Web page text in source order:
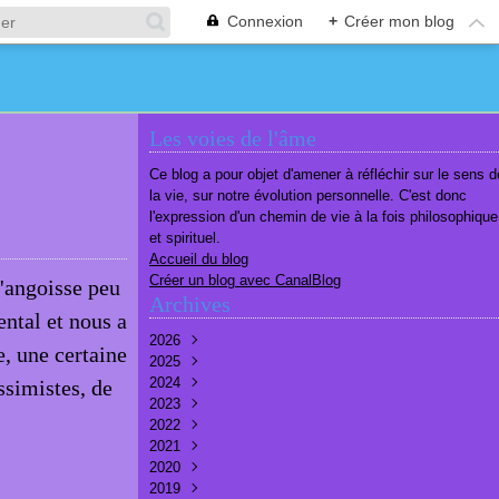
Connexion + Créer mon blog
peu
et nous a
une certaine
de
Les voies de l'âme
Ce blog a pour objet d'amener à réfléchir sur le sens
la vie, sur notre évolution personnelle. C'est donc
l'expression d'un chemin de vie à la fois philosophique
et spirituel.
Accueil du blog
Créer un blog avec CanalBlog
Archives
2026
Août
Juillet
Juin
Mai(7)
Avril
Mars
Février
2025
Décembre
Novembre
Octobre
Septembre
Août
Juillet
2024
Décembre
Novembre
Octobre
Septembre
Août
2023
Décembre
Novembre
Octobre
Septembre
2022
Décembre
Septembre
Août
2021
Décembre
Novembre
2020
Décembre
2019